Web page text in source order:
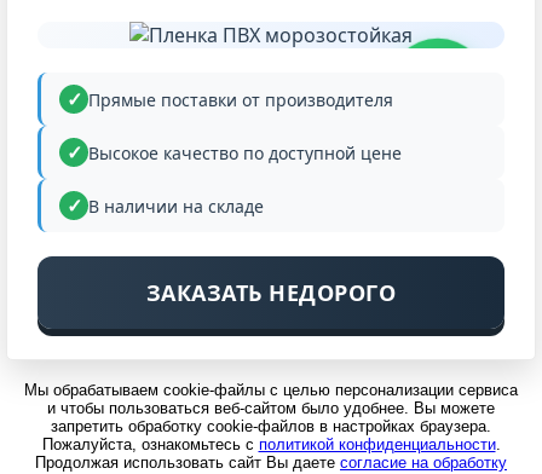
Прямые поставки от производителя
Высокое качество по доступной цене
В наличии на складе
ЗАКАЗАТЬ НЕДОРОГО
Мы обрабатываем cookie-файлы с целью персонализации сервиса
и чтобы пользоваться веб-сайтом было удобнее. Вы можете
запретить обработку cookie-файлов в настройках браузера.
Пожалуйста, ознакомьтесь с политикой конфиденциальности.
Продолжая использовать сайт Вы даете согласие на обработку